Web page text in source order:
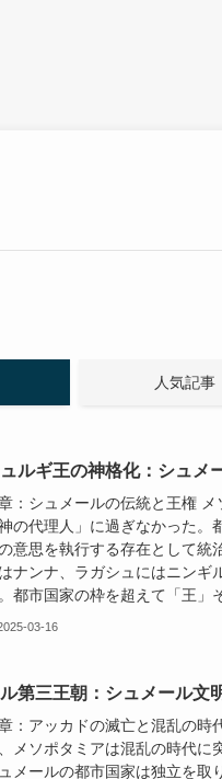
人気記事
ルギ王の神格化：シュメ
：シュメールの伝統と王権
神の代理人」に過ぎなかった
意思を執行する存在として統
ナンナ、ラガシュにはニン
都市国家の枠を超えて「王」そ
03-16
第三王朝：シュメール文
：アッカドの滅亡と混乱の時
メソポタミアは混乱の時代に
メールの都市国家は独立を取